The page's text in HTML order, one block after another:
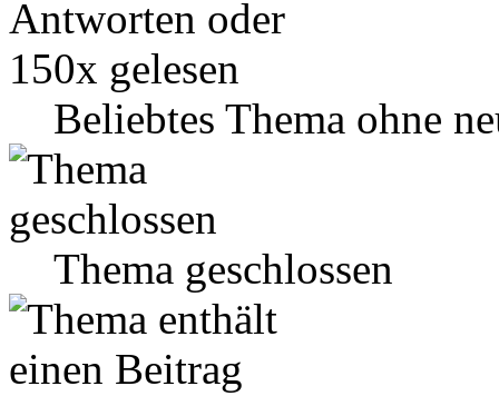
Beliebtes Thema ohne
Thema geschlossen